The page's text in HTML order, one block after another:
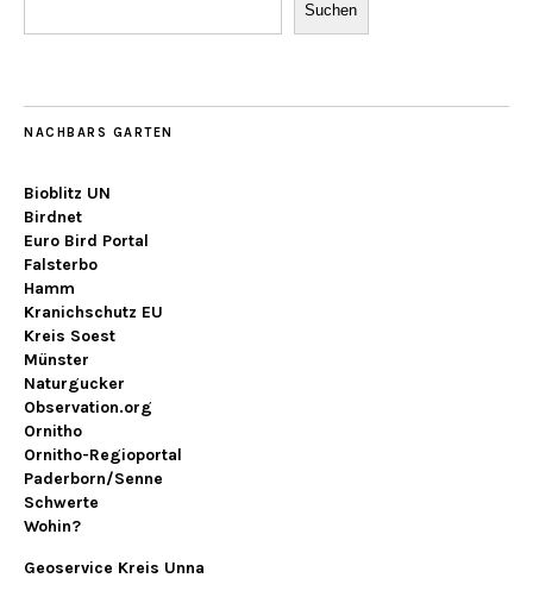
Suchen
NACHBARS GARTEN
Bioblitz UN
Birdnet
Euro Bird Portal
Falsterbo
Hamm
Kranichschutz EU
Kreis Soest
Münster
Naturgucker
Observation.org
Ornitho
Ornitho-Regioportal
Paderborn/Senne
Schwerte
Wohin?
Geoservice Kreis Unna